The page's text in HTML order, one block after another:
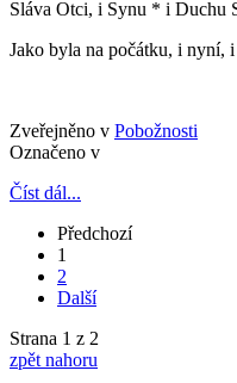
Sláva Otci, i Synu * i Duchu
Jako byla na počátku, i nyní,
Zveřejněno v Pobožnosti
Označeno v
Číst dál...
Předchozí
1
2
Další
Strana 1 z 2
zpět nahoru